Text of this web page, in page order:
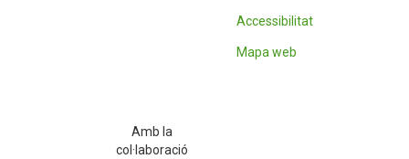
Accessibilitat
Mapa web
Amb la
col·laboració